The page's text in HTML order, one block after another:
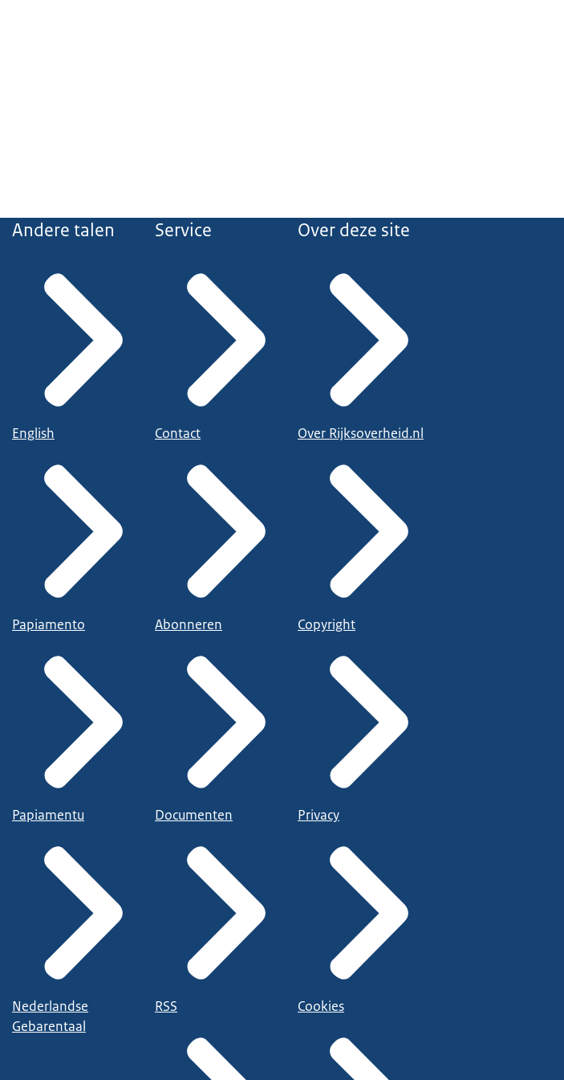
Andere talen
English
Papiamento
Papiamentu
Nederlandse
Gebarentaal
Service
Contact
Abonneren
Documenten
RSS
Over deze site
Over Rijksoverheid.nl
Copyright
Privacy
Cookies